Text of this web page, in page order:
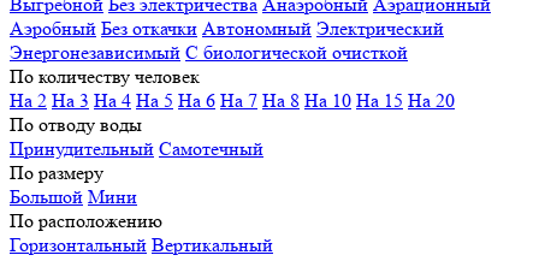
Аэробный Без откачки Автономный Электрический
Энергонезависимый С биологической очисткой
По количеству человек
На 2 На 3 На 4 На 5 На 6 На 7 На 8 На 10 На 15 На 20
По отводу воды
Принудительный Самотечный
По размеру
Большой Мини
По расположению
Горизонтальный Вертикальный